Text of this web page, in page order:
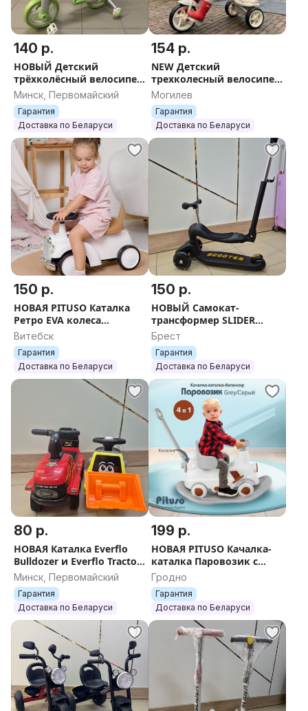
140 р.
НОВЫЙ Детский
трёхколёсный велосипед
с ручкой Trike 616 +
БЕСПЛАТНАЯ ОТПРАВКА
Минск, Первомайский
Гарантия
Доставка по Беларуси
154 р.
NEW Детский
трехколесный велосипед
BubaGo BG 200 Jerry
Могилев
Гарантия
Доставка по Беларуси
150 р.
НОВАЯ PITUSO Каталка
Ретро EVA колеса
(молочный, розовый,
бирюзовый) +
БЕСПЛАТНАЯ отправка по
РБ
Витебск
Гарантия
Доставка по Беларуси
150 р.
НОВЫЙ Самокат-
трансформер SLIDER
IT49GY с ручкой
управления, цвет черный
+ БЕСПЛАТНАЯ отправка
Брест
Гарантия
Доставка по Беларуси
80 р.
НОВАЯ Каталка Everflo
Bulldozer и Everflo Tractor
+ Бесплатная отправка
европочтой
Минск, Первомайский
Гарантия
Доставка по Беларуси
199 р.
НОВАЯ PITUSO Качалка-
каталка Паровозик с
толкателем Grey/Серый +
Бесплатная отправка по
РБ
Гродно
Гарантия
Доставка по Беларуси